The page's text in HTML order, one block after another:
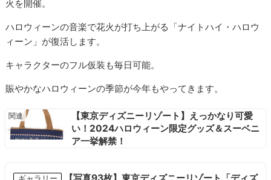
火を開催。
ハロウィーンの音楽で花火が打ち上がる「ナイトハイ・ハロウ
ィーン」が復活します。
キャラクターのフル仮装も毎日可能。
賑やかなハロウィーンの季節が今年もやってきます。
【東京ディズニーリゾート】えっかなり可愛
い！2024ハロウィーン限定グッズ＆スーベニ
ア一挙解禁！